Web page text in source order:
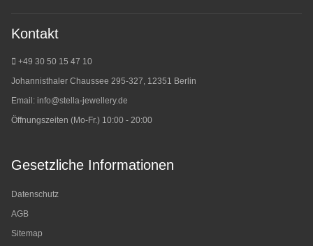
Kontakt
+49 30 50 15 47 10
Johannisthaler Chaussee 295-327, 12351 Berlin
Email: info@stella-jewellery.de
Öffnungszeiten (Mo-Fr.) 10:00 - 20:00
Gesetzliche Informationen
Datenschutz
AGB
Sitemap